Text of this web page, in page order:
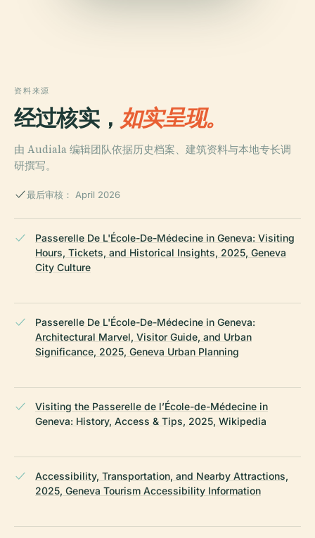
资料来源
经过核实， 如实呈现。
由 Audiala 编辑团队依据历史档案、建筑资料与本地专长调
研撰写。
最后审核： April 2026
Passerelle De L'École-De-Médecine in Geneva: Visiting
Hours, Tickets, and Historical Insights, 2025, Geneva
City Culture
Passerelle De L'École-De-Médecine in Geneva:
Architectural Marvel, Visitor Guide, and Urban
Significance, 2025, Geneva Urban Planning
Visiting the Passerelle de l’École-de-Médecine in
Geneva: History, Access & Tips, 2025, Wikipedia
Accessibility, Transportation, and Nearby Attractions,
2025, Geneva Tourism Accessibility Information